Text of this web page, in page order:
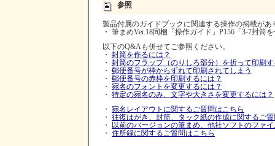
参照
製品付属のガイドブックに関連する操作の掲載があ
・ 筆まめVer.18同梱「操作ガイド」P156「3-7封筒
以下のQ&Aも併せてご参照ください。
・ 封筒を作るには？
・ 封筒のフラップ（のりしろ部分）を折って印刷
・ 郵便番号が枠からずれて印刷されてしまう
・ 郵便番号の赤枠を印刷するには？
・ 宛名のフォントを変更するには？
・ 特定の宛名のみ、文字や大きさを変更するには？
・ 宛名レイアウトに関するご質問はこちら
・ 往復はがき、封筒、タック紙の作成に関するご
・
以前のバージョンの筆まめ、他社ソフトのファ
・ 住所録に関するご質問はこちら